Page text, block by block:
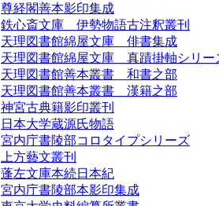
尊経閣善本影印集成
鉄心斎文庫 伊勢物語古注釈叢刊
天理図書館綿屋文庫 俳書集成
天理図書館綿屋文庫 真蹟掛軸シリー
天理図書館善本叢書 和書之部
天理図書館善本叢書 漢籍之部
神宮古典籍影印叢刊
日本大学蔵源氏物語
宮内庁書陵部コロタイプシリーズ
上方藝文叢刊
蓬左文庫本続日本紀
宮内庁書陵部本影印集成